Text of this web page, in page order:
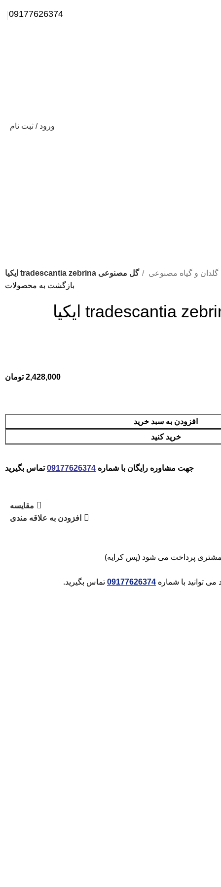
09177626374
ورود / ثبت نام
گلدان و گیاه مصنوعی
گل مصنوعی tradescantia zebrina ایکیا
بازگشت به محصولات
2,428,000 تومان
افزودن به سبد خرید
خرید کنید
جهت مشاوره رایگان با شماره 09177626374تماس بگیرید
مقایسه
افزودن به علاقه مندی
پرداخت می شود (پس کرایه)
توانید با شماره 09177626374 تماس بگیرید.